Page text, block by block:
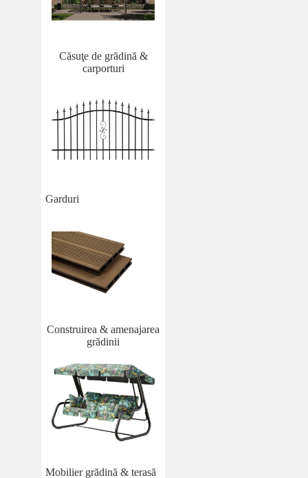
Căsuţe de grădină &
carporturi
Garduri
Construirea & amenajarea
grădinii
Mobilier grădină & terasă